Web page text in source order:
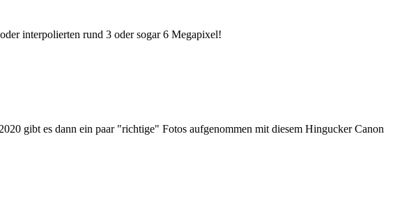
interpolierten rund 3 oder sogar 6 Megapixel!
gibt es dann ein paar "richtige" Fotos aufgenommen mit diesem Hingucker Canon